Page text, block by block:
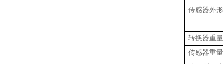
传感器外
转换器重量
传感器重量